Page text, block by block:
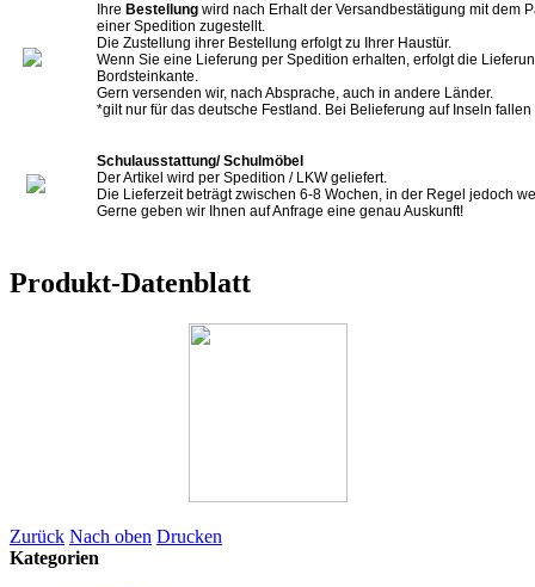
Ihre Bestellung wird nach Erhalt der Versandbestätigung mit dem
einer Spedition zugestellt.
Die Zustellung ihrer Bestellung erfolgt zu Ihrer Haustür.
Wenn Sie eine Lieferung per Spedition erhalten, erfolgt die
Bordsteinkante.
Gern versenden wir, nach Absprache, auch in andere Länder.
*gilt nur für das deutsche Festland. Bei Belieferung auf Inseln
Schulausstattung/ Schulmöbel
Der Artikel wird per Spedition / LKW geliefert.
Die Lieferzeit beträgt zwischen 6-8 Wochen, in der Regel jedoch
Gerne geben wir Ihnen auf Anfrage eine genau Auskunft!
Produkt-Datenblatt
Zurück Nach oben Drucken
Kategorien